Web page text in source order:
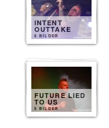
INTENT
OUTTAKE
6 BILDER
FUTURE LIED
TO US
5 BILDER